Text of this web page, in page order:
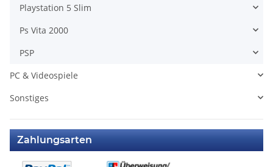
Playstation 5 Slim
Ps Vita 2000
PSP
PC & Videospiele
Sonstiges
Zahlungsarten